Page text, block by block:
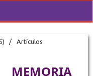
/ Artículos